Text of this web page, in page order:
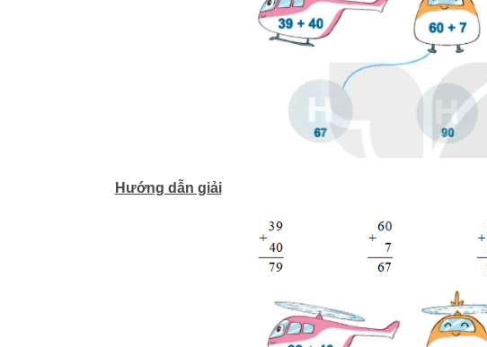
Hướng dẫn giải